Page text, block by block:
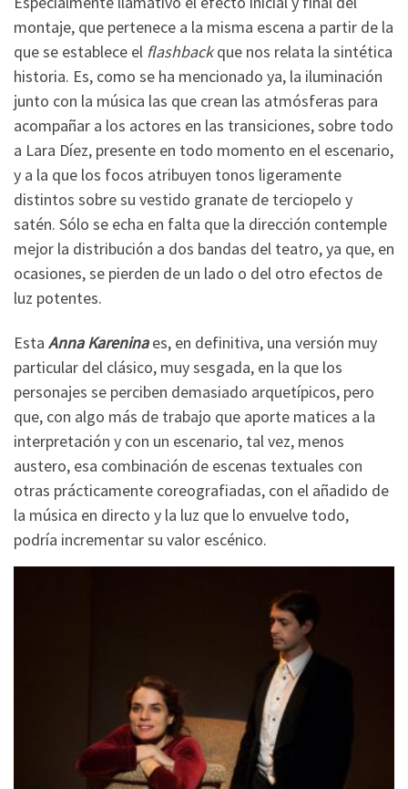
montaje, que pertenece a la misma escena a partir de la
que se establece el flashbackque nos relata la sintética
historia. Es, como se ha mencionado ya, la iluminación
junto con la música las que crean las atmósferas para
acompañar a los actores en las transiciones, sobre todo
a Lara Díez, presente en todo momento en el escenario,
y a la que los focos atribuyen tonos ligeramente
distintos sobre su vestido granate de terciopelo y
satén. Sólo se echa en falta que la dirección contemple
mejor la distribución a dos bandas del teatro, ya que, en
ocasiones, se pierden de un lado o del otro efectos de
luz potentes.
Esta Anna Kareninaes, en definitiva, una versión muy
particular del clásico, muy sesgada, en la que los
personajes se perciben demasiado arquetípicos, pero
que, con algo más de trabajo que aporte matices a la
interpretación y con un escenario, tal vez, menos
austero, esa combinación de escenas textuales con
otras prácticamente coreografiadas, con el añadido de
la música en directo y la luz que lo envuelve todo,
podría incrementar su valor escénico.